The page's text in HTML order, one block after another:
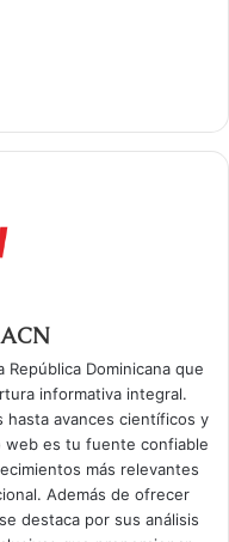
Dominicana que
informativa integral.
hasta avances científicos y
es tu fuente confiable
más relevantes
Además de ofrecer
destaca por sus análisis